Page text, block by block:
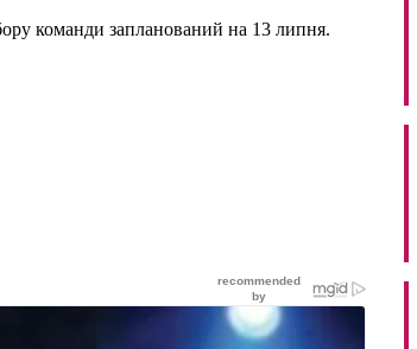
команди запланований на 13 липня.